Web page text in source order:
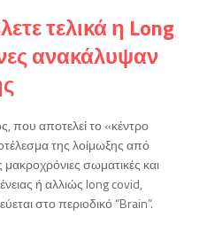
τελικά η Long
ανακάλυψαν
που αποτελεί το «κέντρο
της λοίμωξης από
σωματικές και
ή αλλιώς long covid,
στο περιοδικό “Brain”.